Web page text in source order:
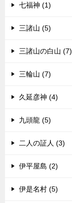
七福神 (1)
三諸山 (5)
三諸山の白山 (7)
三輪山 (7)
久延彦神 (4)
九頭龍 (5)
二人の証人 (3)
伊平屋島 (2)
伊是名村 (5)